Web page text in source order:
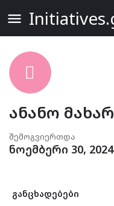
ანანო
შემოგვიერთდა
ნოემბერი 30, 2024
განცხადებები